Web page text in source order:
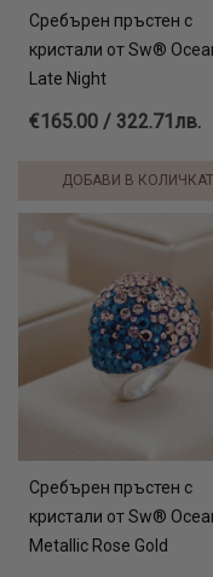
Сребърен пръстен с
кристали от Sw®
Late Night
€165.00 / 322.71лв.
ДОБАВИ В
Сребърен пръстен с
кристали от Sw®
Metallic Rose Gold